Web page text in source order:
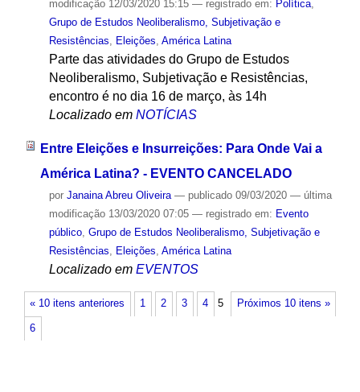
modificação12/03/2020 15:15 — registrado em: Política,
Grupo de Estudos Neoliberalismo, Subjetivação e
Resistências
Eleições América Latina
Parte das atividades do Grupo de Estudos
Neoliberalismo, Subjetivação e Resistências,
encontro é no dia 16 de março, às 14h
Localizado em NOTÍCIAS
Entre Eleições e Insurreições: Para Onde Vai a
América Latina? - EVENTO CANCELADO
por Janaina Abreu Oliveira — publicado09/03/2020 — última
modificação13/03/2020 07:05 — registrado em: Evento
público, Grupo de Estudos Neoliberalismo, Subjetivação e
Resistências, Eleições, América Latina
Localizado em EVENTOS
« 10 itens anteriores Próximos 10 itens »
1 2 3 4 5
6